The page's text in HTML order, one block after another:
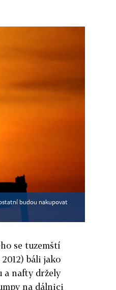
budou nakupovat
se tuzemští
báli jako
a nafty držely
na dálnici